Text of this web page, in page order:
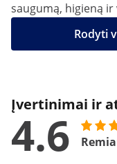
saugumą, higieną
Rodyti
Įvertinimai ir
4.6